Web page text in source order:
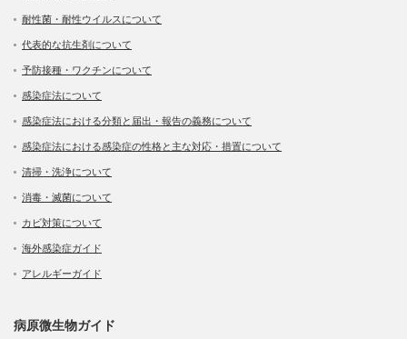
耐性菌・耐性ウイルスについて
代表的な抗生剤について
予防接種・ワクチンについて
感染症法について
感染症法における分類と届出・報告の義務について
感染症法における感染症の性格と主な対応・措置について
清掃・洗浄について
消毒・滅菌について
カビ対策について
海外感染症ガイド
アレルギーガイド
病原微生物ガイド